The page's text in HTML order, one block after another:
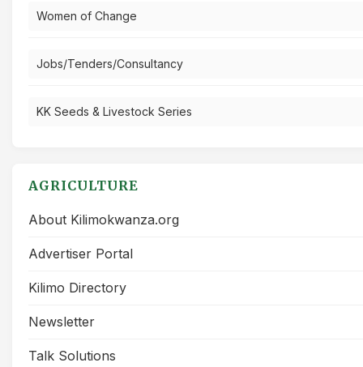
Women of Change
Jobs/Tenders/Consultancy
KK Seeds & Livestock Series
AGRICULTURE
About Kilimokwanza.org
Advertiser Portal
Kilimo Directory
Newsletter
Talk Solutions